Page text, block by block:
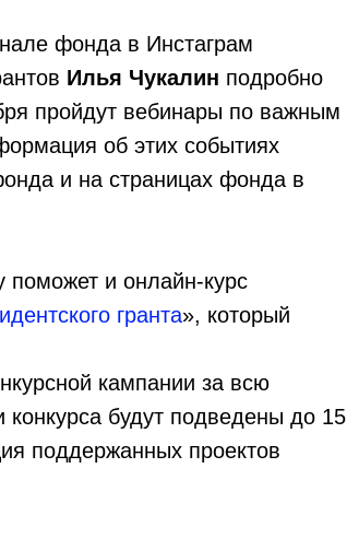
фонда в Инстаграм
Илья Чукалин подробно
пройдут вебинары по важным
об этих событиях
и на страницах фонда в
поможет и онлайн-курс
гранта», который
кампании за всю
конкурса будут подведены до 15
поддержанных проектов